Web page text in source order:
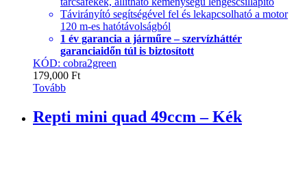
Távirányító segítségével fel és lekapcsolható a motor
120 m-es hatótávolságból
1 év garancia a járműre – szervízháttér
garanciaidőn túl is biztosított
KÓD: cobra2green
179,000 Ft
Tovább
Repti mini quad 49ccm – Kék